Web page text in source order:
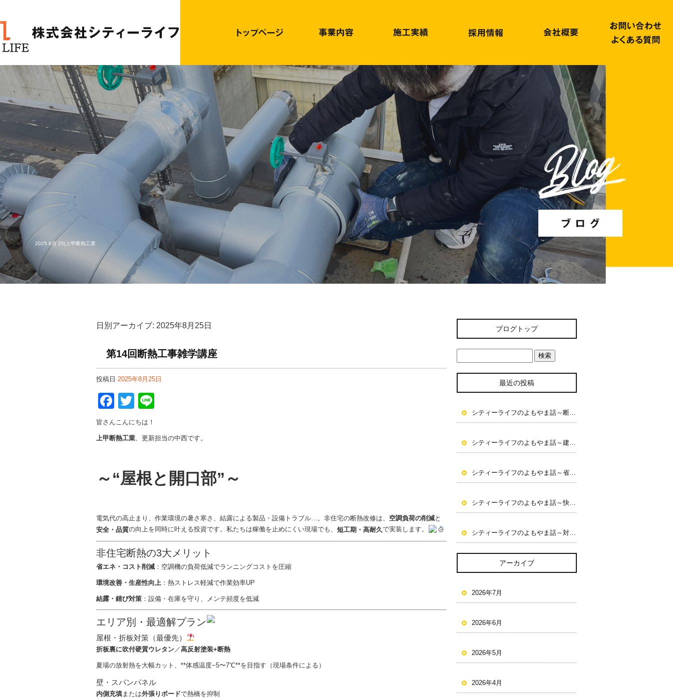
2025 8月 25|上甲断熱工業
日別アーカイブ: 2025年8月25日
第14回断熱工事雑学講座
投稿日 2025年8月25日
F
a
c
o
k
T
wi
tt
e
皆さんこんにちは！
上甲断熱工業、更新担当の中西です。
～“屋根と開口部”～
電気代の高止まり、作業環境の暑さ寒さ、結露による製品・設備トラブル…。非住宅の断熱改修は、 空調負荷の削減と
安全・品質の向上を同時に叶える投資です。私たちは稼働を止めにくい現場でも、 短工期・高耐久で実装します。
非住宅断熱の3大メリット
省エネ・コスト削減 ：空調機の負荷低減でランニングコストを圧縮
環境改善・生産性向上 ：熱ストレス軽減で作業効率UP
結露・錆び対策 ：設備・在庫を守り、メンテ頻度を低減
エリア別・最適解プラン
屋根・折板対策（最優先）
折板裏に吹付硬質ウレタン ／高反射塗装+断熱
夏場の放射熱を大幅カット、**体感温度−5〜7℃**を目指す（現場条件による）
壁・スパンパネル
内側充填 または外張りボードで熱橋を抑制
ブログトップ
最近の投稿
アーカイブ
2026年7月
2026年6月
2026年5月
2026年4月